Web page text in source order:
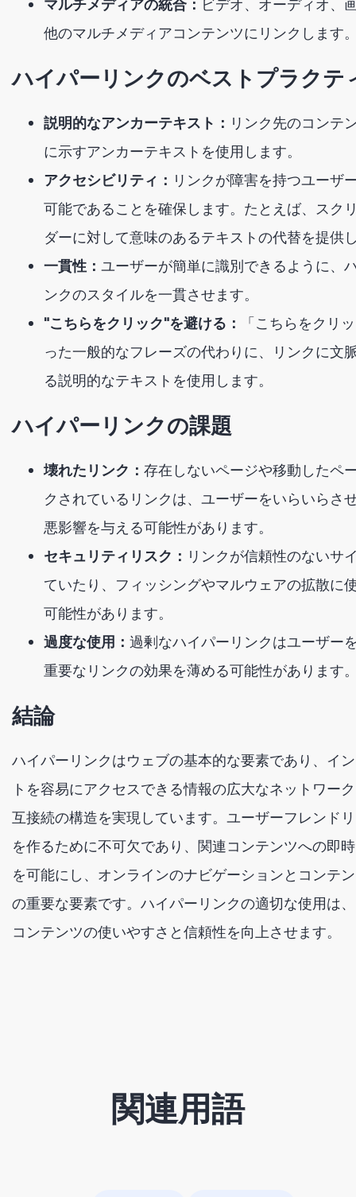
マルチメディアの統合： ビデオ、オーディオ、
他のマルチメディアコンテンツにリンクします
ハイパーリンクのベストプラクテ
説明的なアンカーテキスト： リンク先のコンテ
に示すアンカーテキストを使用します。
アクセシビリティ： リンクが障害を持つユーザ
可能であることを確保します。たとえば、スク
ダーに対して意味のあるテキストの代替を提供
一貫性： ユーザーが簡単に識別できるように、
ンクのスタイルを一貫させます。
"こちらをクリック"を避ける：
「こちらをクリ
った一般的なフレーズの代わりに、リンクに文
る説明的なテキストを使用します。
ハイパーリンクの課題
壊れたリンク： 存在しないページや移動したペ
クされているリンクは、ユーザーをいらいらさ
悪影響を与える可能性があります。
セキュリティリスク： リンクが信頼性のないサ
ていたり、フィッシングやマルウェアの拡散に
可能性があります。
過度な使用： 過剰なハイパーリンクはユーザー
重要なリンクの効果を薄める可能性があります
結論
ハイパーリンクはウェブの基本的な要素であり、イ
トを容易にアクセスできる情報の広大なネットワー
互接続の構造を実現しています。ユーザーフレンド
を作るために不可欠であり、関連コンテンツへの即
を可能にし、オンラインのナビゲーションとコンテ
の重要な要素です。ハイパーリンクの適切な使用は
コンテンツの使いやすさと信頼性を向上させます。
関連用語